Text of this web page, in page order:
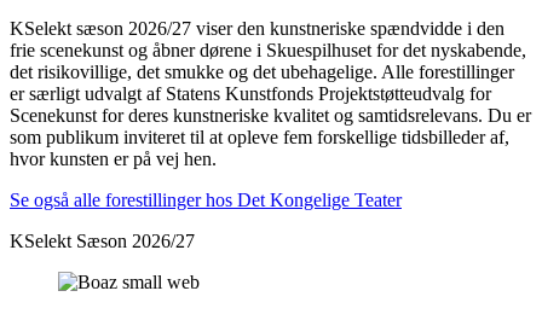
KSelekt sæson 2026/27 viser den kunstneriske spændvidde i den
frie scenekunst og åbner dørene i Skuespilhuset for det nyskabende,
det risikovillige, det smukke og det ubehagelige. Alle forestillinger
er særligt udvalgt af Statens Kunstfonds Projektstøtteudvalg for
Scenekunst for deres kunstneriske kvalitet og samtidsrelevans. Du er
som publikum inviteret til at opleve fem forskellige tidsbilleder af,
hvor kunsten er på vej hen.
Se også alle forestillinger hos Det Kongelige Teater
KSelekt Sæson 2026/27